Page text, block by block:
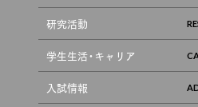
研究活動
学生生活・キャリア
入試情報